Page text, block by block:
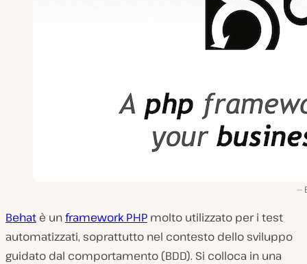
Behat è unframework PHP molto utilizzato per i test
automatizzati, soprattutto nel contesto dello sviluppo
guidato dal comportamento (BDD). Si colloca in una